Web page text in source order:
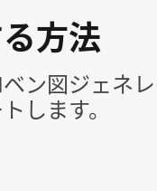
方法
ン図ジェネ
します。